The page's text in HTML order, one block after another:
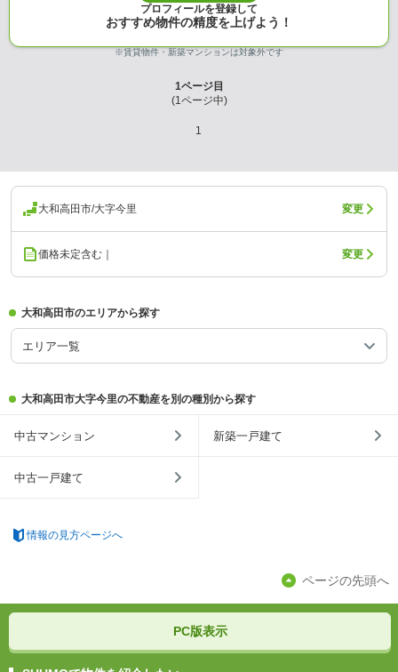
プロフィールを登録して
おすすめ物件の精度を上げよう！
※賃貸物件・新築マンションは対象外です
1ページ目
(1ページ中)
1
大和高田市/大字今里 変更
価格未定含む｜ 変更
大和高田市のエリアから探す
エリア一覧
大和高田市大字今里の不動産を別の種別から探す
中古マンション 新築一戸建て
中古一戸建て
情報の見方ページへ
ページの先頭へ
PC版表示